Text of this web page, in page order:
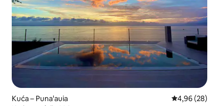
Kuća – Puna'auia Prosječna
4,96 (28)